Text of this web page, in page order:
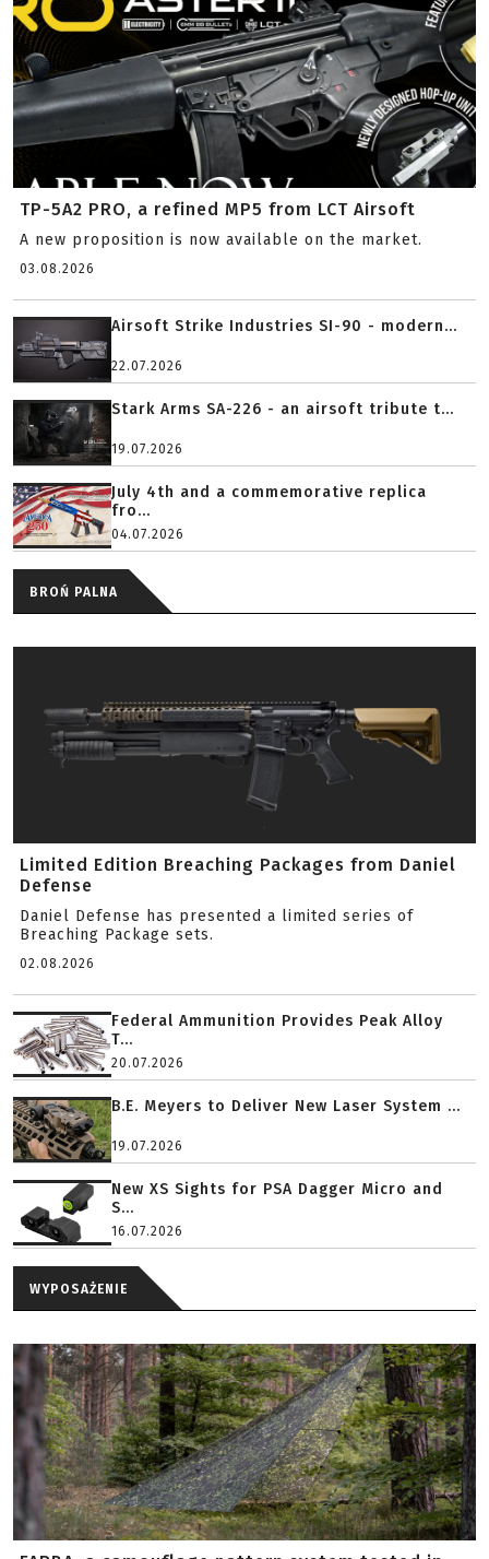
TP-5A2 PRO, a refined MP5 from LCT Airsoft
A new proposition is now available on the market.
03.08.2026
Airsoft Strike Industries SI-90 - modern...
22.07.2026
Stark Arms SA-226 - an airsoft tribute t...
19.07.2026
July 4th and a commemorative replica
fro...
04.07.2026
BROŃ PALNA
Limited Edition Breaching Packages from Daniel
Defense
Daniel Defense has presented a limited series of
Breaching Package sets.
02.08.2026
Federal Ammunition Provides Peak Alloy
T...
20.07.2026
B.E. Meyers to Deliver New Laser System ...
19.07.2026
New XS Sights for PSA Dagger Micro and
S...
16.07.2026
WYPOSAŻENIE